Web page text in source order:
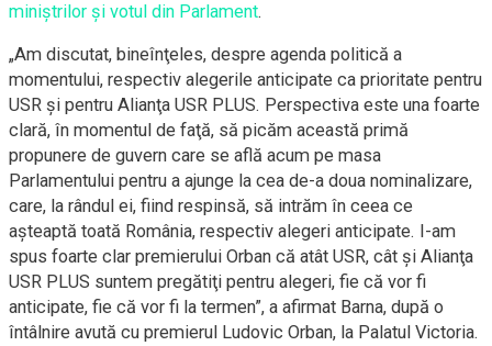
miniștrilor și votul din Parlament.
„Am discutat, bineînţeles, despre agenda politică a
momentului, respectiv alegerile anticipate ca prioritate pentru
USR şi pentru Alianţa USR PLUS. Perspectiva este una foarte
clară, în momentul de faţă, să picăm această primă
propunere de guvern care se află acum pe masa
Parlamentului pentru a ajunge la cea de-a doua nominalizare,
care, la rândul ei, fiind respinsă, să intrăm în ceea ce
aşteaptă toată România, respectiv alegeri anticipate. I-am
spus foarte clar premierului Orban că atât USR, cât şi Alianţa
USR PLUS suntem pregătiţi pentru alegeri, fie că vor fi
anticipate, fie că vor fi la termen”, a afirmat Barna, după o
întâlnire avută cu premierul Ludovic Orban, la Palatul Victoria.